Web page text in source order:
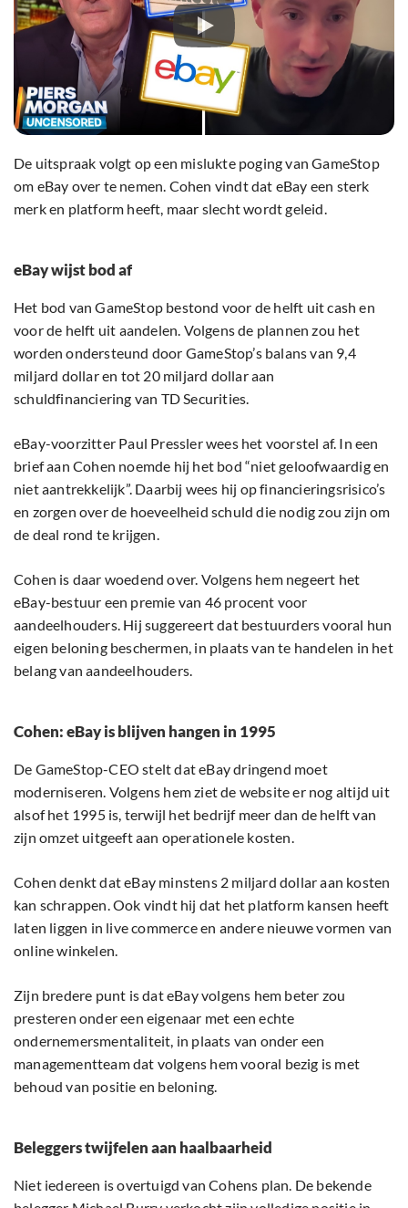
De uitspraak volgt op een mislukte poging van GameStop
om eBay over te nemen. Cohen vindt dat eBay een sterk
merk en platform heeft, maar slecht wordt geleid.
eBay wijst bod af
Het bod van GameStop bestond voor de helft uit cash en
voor de helft uit aandelen. Volgens de plannen zou het
worden ondersteund door GameStop’s balans van 9,4
miljard dollar en tot 20 miljard dollar aan
schuldfinanciering van TD Securities.
eBay-voorzitter Paul Pressler wees het voorstel af. In een
brief aan Cohen noemde hij het bod “niet geloofwaardig en
niet aantrekkelijk”. Daarbij wees hij op financieringsrisico’s
en zorgen over de hoeveelheid schuld die nodig zou zijn om
de deal rond te krijgen.
Cohen is daar woedend over. Volgens hem negeert het
eBay-bestuur een premie van 46 procent voor
aandeelhouders. Hij suggereert dat bestuurders vooral hun
eigen beloning beschermen, in plaats van te handelen in het
belang van aandeelhouders.
Cohen: eBay is blijven hangen in 1995
De GameStop-CEO stelt dat eBay dringend moet
moderniseren. Volgens hem ziet de website er nog altijd uit
alsof het 1995 is, terwijl het bedrijf meer dan de helft van
zijn omzet uitgeeft aan operationele kosten.
Cohen denkt dat eBay minstens 2 miljard dollar aan kosten
kan schrappen. Ook vindt hij dat het platform kansen heeft
laten liggen in live commerce en andere nieuwe vormen van
online winkelen.
Zijn bredere punt is dat eBay volgens hem beter zou
presteren onder een eigenaar met een echte
ondernemersmentaliteit, in plaats van onder een
managementteam dat volgens hem vooral bezig is met
behoud van positie en beloning.
Beleggers twijfelen aan haalbaarheid
Niet iedereen is overtuigd van Cohens plan. De bekende